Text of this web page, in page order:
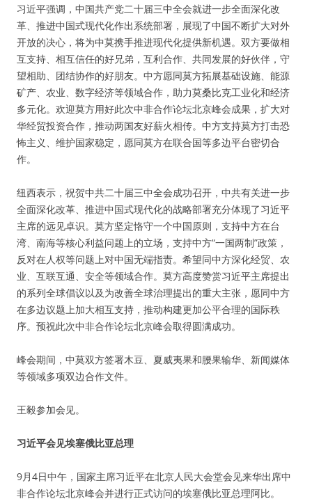
习近平强调，中国共产党二十届三中全会就进一步全面深化改
革、推进中国式现代化作出系统部署，展现了中国不断扩大对外
开放的决心，将为中莫携手推进现代化提供新机遇。双方要做相
互支持、相互信任的好兄弟，互利合作、共同发展的好伙伴，守
望相助、团结协作的好朋友。中方愿同莫方拓展基础设施、能源
矿产、农业、数字经济等领域合作，助力莫桑比克工业化和经济
多元化。欢迎莫方用好此次中非合作论坛北京峰会成果，扩大对
华经贸投资合作，推动两国友好薪火相传。中方支持莫方打击恐
怖主义、维护国家稳定，愿同莫方在联合国等多边平台密切合
作。
纽西表示，祝贺中共二十届三中全会成功召开，中共有关进一步
全面深化改革、推进中国式现代化的战略部署充分体现了习近平
主席的远见卓识。莫方坚定恪守一个中国原则，支持中方在台
湾、南海等核心利益问题上的立场，支持中方“一国两制”政策，
反对在人权等问题上对中国无端指责。希望同中方深化经贸、农
业、互联互通、安全等领域合作。莫方高度赞赏习近平主席提出
的系列全球倡议以及为改善全球治理提出的重大主张，愿同中方
在多边议题上加大相互支持，推动构建更加公平合理的国际秩
序。预祝此次中非合作论坛北京峰会取得圆满成功。
峰会期间，中莫双方签署木豆、夏威夷果和腰果输华、新闻媒体
等领域多项双边合作文件。
王毅参加会见。
习近平会见埃塞俄比亚总理
9月4日中午，国家主席习近平在北京人民大会堂会见来华出席中
非合作论坛北京峰会并进行正式访问的埃塞俄比亚总理阿比。